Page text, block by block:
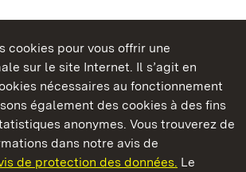
cookies pour vous offrir une
sur le site Internet. Il s’agit en
nécessaires au fonctionnement
également des cookies à des fins
anonymes. Vous trouverez de
dans notre avis de
de protection des données. Le
publics du Bade-Wurtemberg
d' Urach